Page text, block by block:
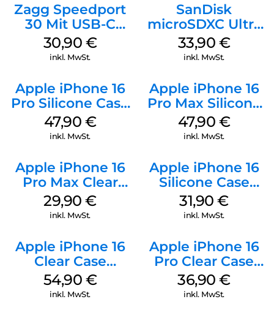
Zagg Speedport
30 Mit USB-C
Kabel Weiß
30,90 €
inkl. MwSt.
SanDisk
microSDXC Ultra
128 GB + Adapter
Mobile
33,90 €
inkl. MwSt.
Apple iPhone 16
Pro Silicone Case
MagSafe Denim
47,90 €
inkl. MwSt.
Apple iPhone 16
Pro Max Silicone
Case MagSafe
Black
47,90 €
inkl. MwSt.
Apple iPhone 16
Pro Max Clear
Case MagSafe
Transparent
29,90€
inkl. MwSt.
Apple iPhone 16
Silicone Case
MagSafe Fuchsia
31,90€
inkl. MwSt.
Apple iPhone 16
Clear Case
MagSafe
Transparent
54,90 €
inkl. MwSt.
Apple iPhone 16
Pro Clear Case
MagSafe
Transparent
36,90€
inkl. MwSt.